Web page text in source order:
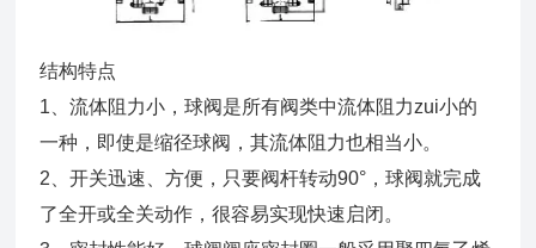
结构特点
1、流体阻力小，球阀是所有阀类中流体阻力zui小的
一种，即使是缩径球阀，其流体阻力也相当小。
2、开关迅速、方便，只要阀杆转动90°，球阀就完成
了全开或全关动作，很容易实现快速启闭。